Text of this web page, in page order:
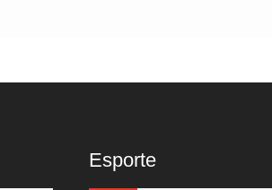
Esporte